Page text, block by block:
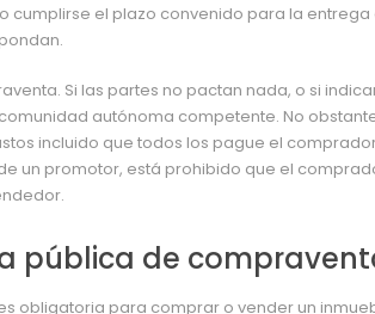
cumplirse el plazo convenido para la
Si las partes no pactan nada, o si
autónoma competente. No
incluido que todos los pague el
un promotor, está prohibido que el
pública de
obligatoria para comprar o vender un